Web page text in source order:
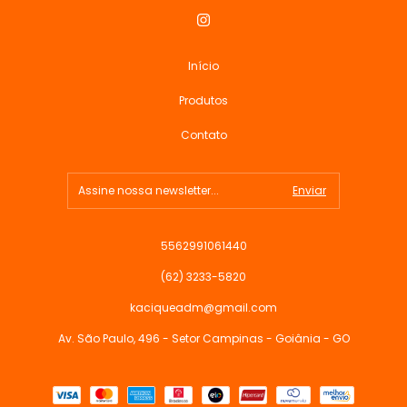
Início
Produtos
Contato
5562991061440
(62) 3233-5820
kaciqueadm@gmail.com
Av. São Paulo, 496 - Setor Campinas - Goiânia - GO